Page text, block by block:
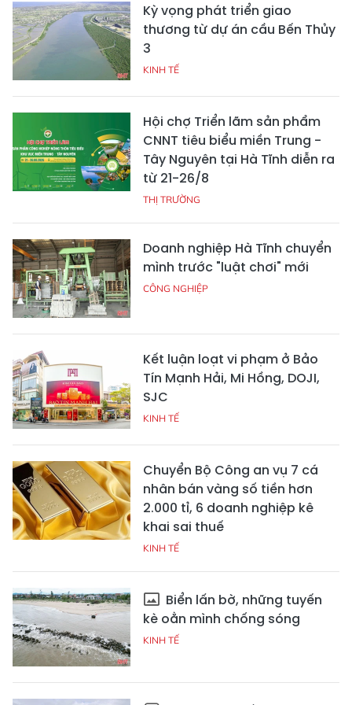
Kỳ vọng phát triển giao
thương từ dự án cầu Bến Thủy
3
KINH TẾ
Hội chợ Triển lãm sản phẩm
CNNT tiêu biểu miền Trung -
Tây Nguyên tại Hà Tĩnh diễn ra
từ 21-26/8
THỊ TRƯỜNG
Doanh nghiệp Hà Tĩnh chuyển
mình trước "luật chơi" mới
CÔNG NGHIỆP
Kết luận loạt vi phạm ở Bảo
Tín Mạnh Hải, Mi Hồng, DOJI,
SJC
KINH TẾ
Chuyển Bộ Công an vụ 7 cá
nhân bán vàng số tiền hơn
2.000 tỉ, 6 doanh nghiệp kê
khai sai thuế
KINH TẾ
Biển lấn bờ, những tuyến
kè oằn mình chống sóng
KINH TẾ